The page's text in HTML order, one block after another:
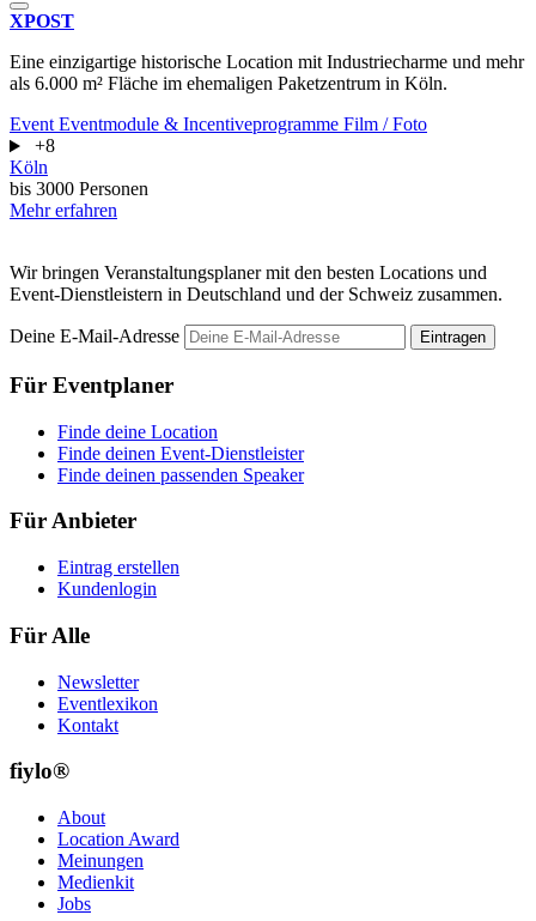
XPOST
Eine einzigartige historische Location mit Industriecharme und mehr
als 6.000 m² Fläche im ehemaligen Paketzentrum in Köln.
Event Eventmodule & Incentiveprogramme Film / Foto
+8
Köln
bis 3000 Personen
Mehr erfahren
Wir bringen Veranstaltungsplaner mit den besten Locations und
Event-Dienstleistern in Deutschland und der Schweiz zusammen.
Deine E-Mail-Adresse Eintragen
Für Eventplaner
Finde deine Location
Finde deinen Event-Dienstleister
Finde deinen passenden Speaker
Für Anbieter
Eintrag erstellen
Kundenlogin
Für Alle
Newsletter
Eventlexikon
Kontakt
fiylo®
About
Location Award
Meinungen
Medienkit
Jobs